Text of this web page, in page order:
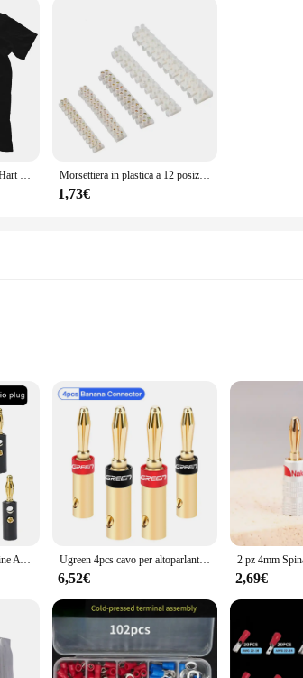
Maglietta Bret The Hitman Hart Terminator Morsettiera in plastica a 12 posizioni Connettore cavo Vite Striscia barriera elettrica X3-0512 X3-1012 X3-2012 X3-3012 X3-6012
1,73€
electrical connections. These connectors are
spine and connector design not only enhances ease
electrical project, these terminali a banana sets are the
Their versatility makes them a valuable addition
organize your electrical components. The design of
with various electrical systems make them a smart
your electrical projects.
10 pz 4mm Nero Rosso Spine A Banana Placcatura In Oro Audio Altoparlante Cavo Vite Spina Lanterna A Banana Per La Maggior Parte degli Altoparlanti Ugreen 4pcs cavo per altoparlante connettore a Banana adattatore per spina Jack a vite per altoparlante amplificatore per cavo Audio Video spina a Banana
6,52€ 2,69€